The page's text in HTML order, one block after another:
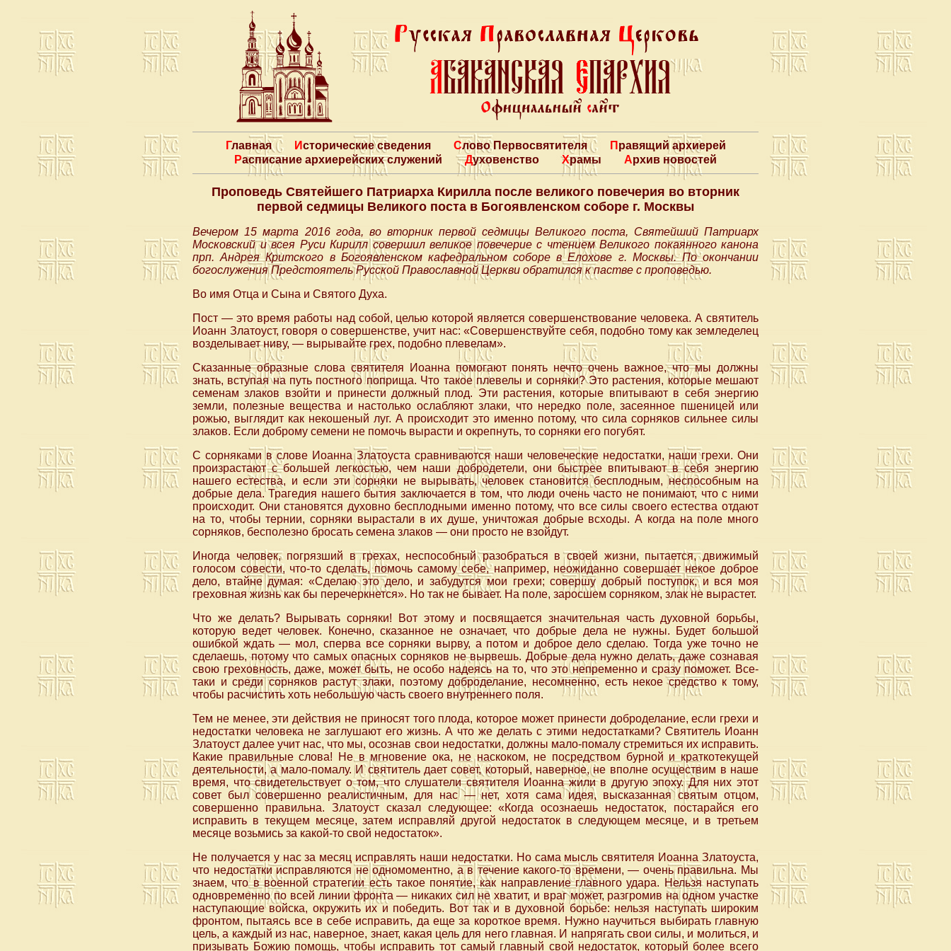
Главная Исторические сведения Слово Первосвятителя
Правящий архиерей
Расписание архиерейских служений
Духовенство Храмы Архив новостей
Проповедь Святейшего Патриарха Кирилла после великого повечерия во вторник
первой седмицы Великого поста в Богоявленском соборе г. Москвы
Вечером 15 марта 2016 года, во вторник первой седмицы Великого поста, Святейший Патриарх
Московский и всея Руси Кирилл совершил великое повечерие с чтением Великого покаянного канона
прп. Андрея Критского в Богоявленском кафедральном соборе в Елохове г. Москвы. По окончании
богослужения Предстоятель Русской Православной Церкви обратился к пастве с проповедью.
Во имя Отца и Сына и Святого Духа.
Пост — это время работы над собой, целью которой является совершенствование человека. А святитель
Иоанн Златоуст, говоря о совершенстве, учит нас: «Совершенствуйте себя, подобно тому как земледелец
возделывает ниву, — вырывайте грех, подобно плевелам».
Сказанные образные слова святителя Иоанна помогают понять нечто очень важное, что мы должны
знать, вступая на путь постного поприща. Что такое плевелы и сорняки? Это растения, которые мешают
семенам злаков взойти и принести должный плод. Эти растения, которые впитывают в себя энергию
земли, полезные вещества и настолько ослабляют злаки, что нередко поле, засеянное пшеницей или
рожью, выглядит как некошеный луг. А происходит это именно потому, что сила сорняков сильнее силы
злаков. Если доброму семени не помочь вырасти и окрепнуть, то сорняки его погубят.
С сорняками в слове Иоанна Златоуста сравниваются наши человеческие недостатки, наши грехи. Они
произрастают с большей легкостью, чем наши добродетели, они быстрее впитывают в себя энергию
нашего естества, и если эти сорняки не вырывать, человек становится бесплодным, неспособным на
добрые дела. Трагедия нашего бытия заключается в том, что люди очень часто не понимают, что с ними
происходит. Они становятся духовно бесплодными именно потому, что все силы своего естества отдают
на то, чтобы тернии, сорняки вырастали в их душе, уничтожая добрые всходы. А когда на поле много
сорняков, бесполезно бросать семена злаков — они просто не взойдут.
Иногда человек, погрязший в грехах, неспособный разобраться в своей жизни, пытается, движимый
голосом совести, что-то сделать, помочь самому себе, например, неожиданно совершает некое доброе
дело, втайне думая: «Сделаю это дело, и забудутся мои грехи; совершу добрый поступок, и вся моя
греховная жизнь как бы перечеркнется». Но так не бывает. На поле, заросшем сорняком, злак не вырастет.
Что же делать? Вырывать сорняки! Вот этому и посвящается значительная часть духовной борьбы,
которую ведет человек. Конечно, сказанное не означает, что добрые дела не нужны. Будет большой
ошибкой ждать — мол, сперва все сорняки вырву, а потом и доброе дело сделаю. Тогда уже точно не
сделаешь, потому что самых опасных сорняков не вырвешь. Добрые дела нужно делать, даже сознавая
свою греховность, даже, может быть, не особо надеясь на то, что это непременно и сразу поможет. Все-
таки и среди сорняков растут злаки, поэтому доброделание, несомненно, есть некое средство к тому,
чтобы расчистить хоть небольшую часть своего внутреннего поля.
Тем не менее, эти действия не приносят того плода, которое может принести доброделание, если грехи и
недостатки человека не заглушают его жизнь. А что же делать с этими недостатками? Святитель Иоанн
Златоуст далее учит нас, что мы, осознав свои недостатки, должны мало-помалу стремиться их исправить.
Какие правильные слова! Не в мгновение ока, не наскоком, не посредством бурной и краткотекущей
деятельности, а мало-помалу. И святитель дает совет, который, наверное, не вполне осуществим в наше
время, что свидетельствует о том, что слушатели святителя Иоанна жили в другую эпоху. Для них этот
совет был совершенно реалистичным, для нас — нет, хотя сама идея, высказанная святым отцом,
совершенно правильна. Златоуст сказал следующее: «Когда осознаешь недостаток, постарайся его
исправить в текущем месяце, затем исправляй другой недостаток в следующем месяце, и в третьем
месяце возьмись за какой-то свой недостаток».
Не получается у нас за месяц исправлять наши недостатки. Но сама мысль святителя Иоанна Златоуста,
что недостатки исправляются не одномоментно, а в течение какого-то времени, — очень правильна. Мы
знаем, что в военной стратегии есть такое понятие, как направление главного удара. Нельзя наступать
одновременно по всей линии фронта — никаких сил не хватит, и враг может, разгромив на одном участке
наступающие войска, окружить их и победить. Вот так и в духовной борьбе: нельзя наступать широким
фронтом, пытаясь все в себе исправить, да еще за короткое время. Нужно научиться выбирать главную
цель, а каждый из нас, наверное, знает, какая цель для него главная. И напрягать свои силы, и молиться, и
призывать Божию помощь, чтобы исправить тот самый главный свой недостаток, который более всего